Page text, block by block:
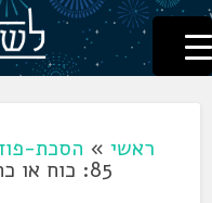
דלג
לתוכן
לשוניאדה
עברית. לשון. שפה
ראשי» הסכת-
85: כוח